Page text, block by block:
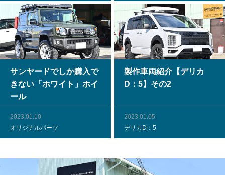
サンヤードでしか購入で
きない「ホワイト」ホイ
ール
2023.01.10
オリジナルパーツ
製作車両紹介【デリカ
D：5】その2
2023.01.05
デリカD：5